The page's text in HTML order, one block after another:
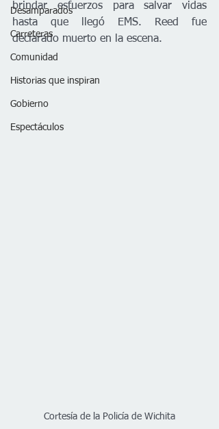
Desamparados
Carreteras
Comunidad
Historias que inspiran
Gobierno
Espectáculos
brindar esfuerzos para salvar vidas
hasta que llegó EMS. Reed fue
declarado muerto en la escena.
Cortesía de la Policía de Wichita